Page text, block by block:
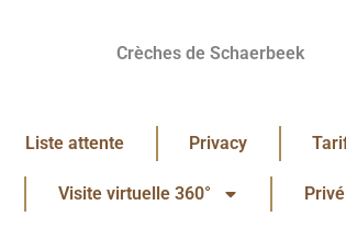
Crèches de Schaerbeek
Liste attente Privacy
Visite virtuelle 360° Privé